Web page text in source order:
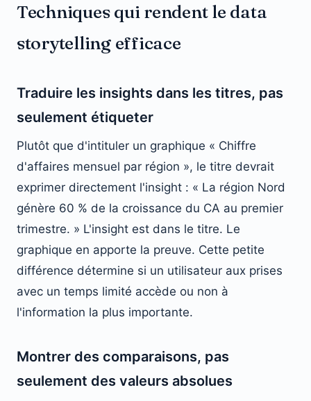
Techniques qui rendent le data
storytelling efficace
Traduire les insights dans les titres, pas
seulement étiqueter
Plutôt que d'intituler un graphique « Chiffre
d'affaires mensuel par région », le titre devrait
exprimer directement l'insight : « La région Nord
génère 60 % de la croissance du CA au premier
trimestre. » L'insight est dans le titre. Le
graphique en apporte la preuve. Cette petite
différence détermine si un utilisateur aux prises
avec un temps limité accède ou non à
l'information la plus importante.
Montrer des comparaisons, pas
seulement des valeurs absolues